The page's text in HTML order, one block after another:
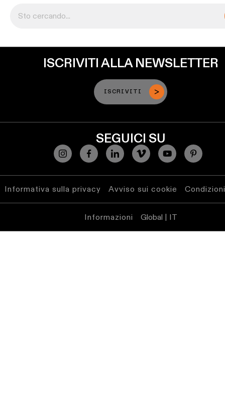
ISCRIVITI ALLA NEWSLETTER
ISCRIVITI
SEGUICI SU
Informativa sulla privacy Avviso sui cookie
Informazioni Global | IT